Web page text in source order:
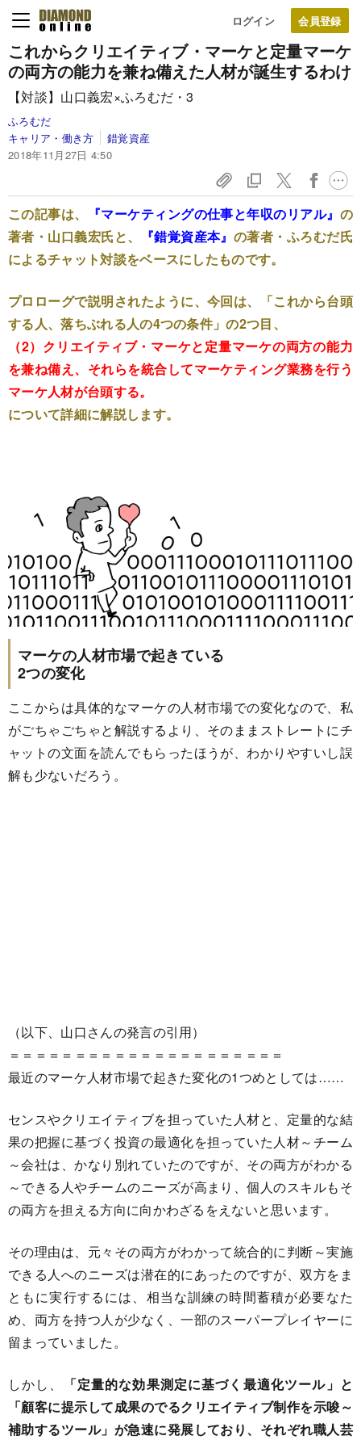
ログイン
これからクリエイティブ・マーケと定量マーケ
の両方の能力を兼ね備えた人材が誕生するわけ
【対談】山口義宏×ふろむだ・3
ふろむだ
キャリア・働き方
錯覚資産
2018年11月27日 4:50
この記事は、 『マーケティングの仕事と年収のリアル』 の
著者・山口義宏氏と、
『錯覚資産本』 の著者・ふろむだ氏
によるチャット対談をベースにしたものです。
プロローグで説明されたように、今回は、「これから台頭
する人、落ちぶれる人の4つの条件」の2つ目、
（2）クリエイティブ・マーケと定量マーケの両方の能力
を兼ね備え、それらを統合してマーケティング業務を行う
マーケ人材が台頭する。
について詳細に解説します。
マーケの人材市場で起きている
2つの変化
ここからは具体的なマーケの人材市場での変化なので、私
がごちゃごちゃと解説するより、そのままストレートにチ
ャットの文面を読んでもらったほうが、わかりやすいし誤
解も少ないだろう。
（以下、山口さんの発言の引用）
＝＝＝＝＝＝＝＝＝＝＝＝＝＝＝＝＝＝＝＝＝
最近のマーケ人材市場で起きた変化の1つめとしては……
センスやクリエイティブを担っていた人材と、定量的な結
果の把握に基づく投資の最適化を担っていた人材～チーム
～会社は、かなり別れていたのですが、その両方がわかる
～できる人やチームのニーズが高まり、個人のスキルもそ
の両方を担える方向に向かわざるをえないと思います。
その理由は、元々その両方がわかって統合的に判断～実施
できる人へのニーズは潜在的にあったのですが、双方をま
ともに実行するには、相当な訓練の時間蓄積が必要なた
め、両方を持つ人が少なく、一部のスーパープレイヤーに
留まっていました。
しかし、
「定量的な効果測定に基づく最適化ツール」と
「顧客に提示して成果のでるクリエイティブ制作を示唆～
補助するツール」が急速に発展しており、それぞれ職人芸